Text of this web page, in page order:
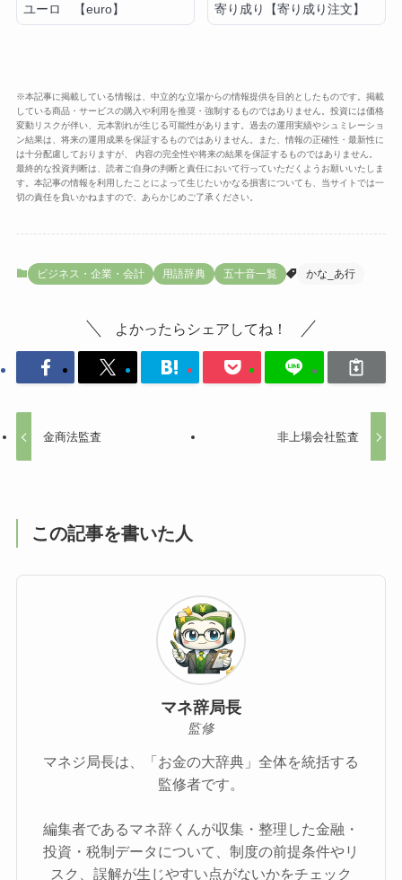
ユーロ 【euro】 寄り成り【寄り成り注文】
※本記事に掲載している情報は、中立的な立場からの情報提供を目的としたものです。掲載
している商品・サービスの購入や利用を推奨・強制するものではありません。投資には価格
変動リスクが伴い、元本割れが生じる可能性があります。過去の運用実績やシュミレーショ
ン結果は、将来の運用成果を保証するものではありません。また、情報の正確性・最新性に
は十分配慮しておりますが、 内容の完全性や将来の結果を保証するものではありません。
最終的な投資判断は、読者ご自身の判断と責任において行っていただくようお願いいたしま
す。本記事の情報を利用したことによって生じたいかなる損害についても、当サイトでは一
切の責任を負いかねますので、あらかじめご了承ください。
ビジネス・企業・会計 用語辞典 五十音一覧 かな_あ行
よかったらシェアしてね！
金商法監査 非上場会社監査
この記事を書いた人
マネ辞局長
監修
マネジ局長は、「お金の大辞典」全体を統括する
監修者です。
編集者であるマネ辞くんが収集・整理した金融・
投資・税制データについて、制度の前提条件やリ
スク、誤解が生じやすい点がないかをチェック